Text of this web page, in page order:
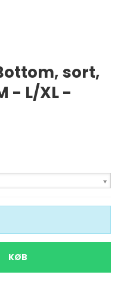
sort,
- L/XL -
KØB